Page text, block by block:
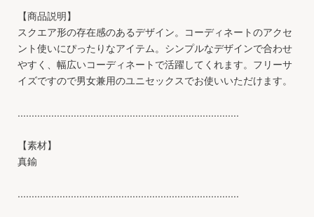
【商品説明】
スクエア形の存在感のあるデザイン。コーディネートのアクセ
ント使いにぴったりなアイテム。シンプルなデザインで合わせ
やすく、幅広いコーディネートで活躍してくれます。フリーサ
イズですので男女兼用のユニセックスでお使いいただけます。
...............................................................................
【素材】
真鍮
...............................................................................